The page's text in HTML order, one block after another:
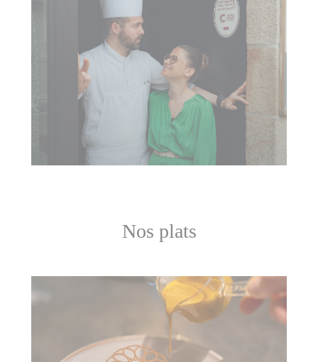
Nos plats